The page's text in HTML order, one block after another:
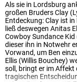
Als sie in Lordsburg
großen Bruders Clay
Entdeckung: Clay ist
ließ deswegen Anitas
Cowboy Sundance
dieser ihn in Notwehr
Vorwand, um Ben
Ellis (Willis Bouchey)
soll, bringt er im Affekt
tragischen